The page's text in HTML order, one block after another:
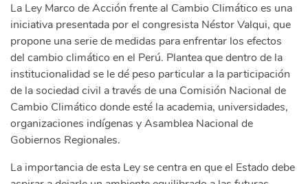
La Ley Marco de Acción frente al Cambio Climático es una
iniciativa presentada por el congresista Néstor Valqui, que
propone una serie de medidas para enfrentar los efectos
del cambio climático en el Perú. Plantea que dentro de la
institucionalidad se le dé peso particular a la participación
de la sociedad civil a través de una Comisión Nacional de
Cambio Climático donde esté la academia, universidades,
organizaciones indígenas y Asamblea Nacional de
Gobiernos Regionales.
La importancia de esta Ley se centra en que el Estado debe